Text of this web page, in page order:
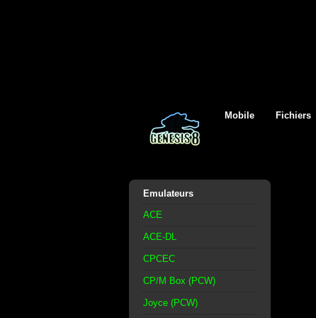
Mobile Fichiers
Emulateurs
ACE
ACE-DL
CPCEC
CP/M Box (PCW)
Joyce (PCW)